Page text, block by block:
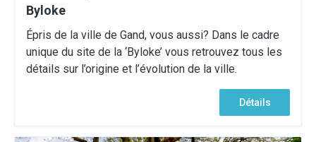
Byloke
Épris de la ville de Gand, vous aussi? Dans le cadre
unique du site de la ‘Byloke’ vous retrouvez tous les
détails sur l’origine et l’évolution de la ville.
Détails